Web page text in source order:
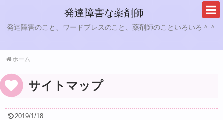
発達障害な薬剤師
発達障害のこと、ワードプレスのこと、薬剤師のこといろいろ＾＾
ホーム
サイトマップ
2019/1/18